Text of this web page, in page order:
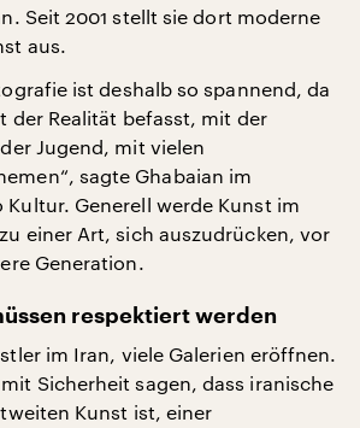
Seit 2001 stellt sie dort moderne
aus.
ist deshalb so spannend, da
der Realität befasst, mit der
Jugend, mit vielen
sagte Ghabaian im
Generell werde Kunst im
einer Art, sich auszudrücken, vor
Generation.
respektiert werden
im Iran, viele Galerien eröffnen.
Sicherheit sagen, dass iranische
Kunst ist, einer